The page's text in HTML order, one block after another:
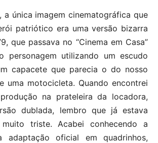
a única imagem cinematográfica que
patriótico era uma versão bizarra
que passava no “Cinema em Casa”
personagem utilizando um escudo
capacete que parecia o do nosso
uma motocicleta. Quando encontrei
na prateleira da locadora,
dublada, lembro que já estava
triste. Acabei conhecendo a
adaptação oficial em quadrinhos,